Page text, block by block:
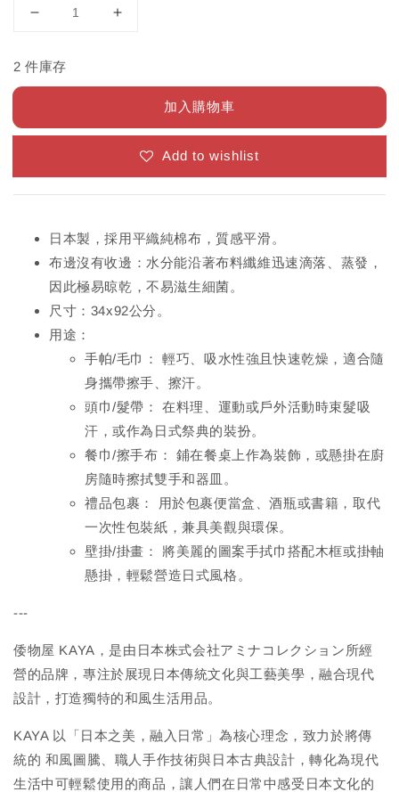
2 件庫存
加入購物車
Add to wishlist
日本製，採用平織純棉布，質感平滑。
布邊沒有收邊：水分能沿著布料纖維迅速滴落、蒸發，
因此極易晾乾，不易滋生細菌。
尺寸：34x92公分。
用途：
手帕/毛巾： 輕巧、吸水性強且快速乾燥，適合隨
身攜帶擦手、擦汗。
頭巾/髮帶： 在料理、運動或戶外活動時束髮吸
汗，或作為日式祭典的裝扮。
餐巾/擦手布： 鋪在餐桌上作為裝飾，或懸掛在廚
房隨時擦拭雙手和器皿。
禮品包裹： 用於包裹便當盒、酒瓶或書籍，取代
一次性包裝紙，兼具美觀與環保。
壁掛/掛畫： 將美麗的圖案手拭巾搭配木框或掛軸
懸掛，輕鬆營造日式風格。
---
倭物屋 KAYA，是由日本株式会社アミナコレクション所經
營的品牌，專注於展現日本傳統文化與工藝美學，融合現代
設計，打造獨特的和風生活用品。
KAYA 以「日本之美，融入日常」為核心理念，致力於將傳
統的 和風圖騰、職人手作技術與日本古典設計，轉化為現代
生活中可輕鬆使用的商品，讓人們在日常中感受日本文化的